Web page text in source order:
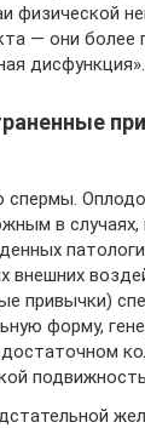
физической
— они более
дисфункция».
спермы.
в случаях,
внешних
привычки)
форму,